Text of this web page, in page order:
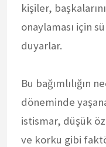
kişiler,
onaylaması için
duyarlar.
Bu bağımlılığın
döneminde
istismar, düşük
ve korku gibi